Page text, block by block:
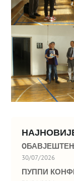
30/07/2026
ПУППИ